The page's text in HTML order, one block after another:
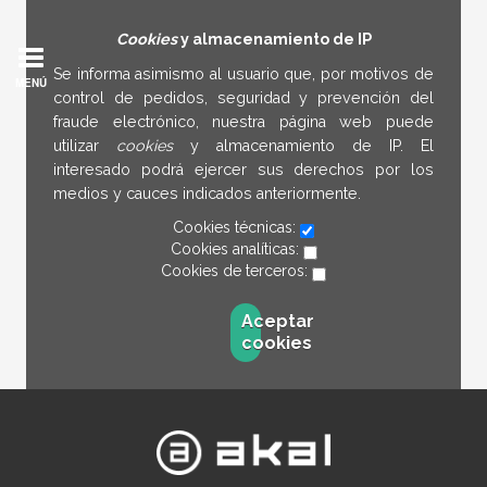
Cookiesy almacenamiento de IP
Se informa asimismo al usuario que, por motivos de
control de pedidos, seguridad y prevención del
fraude electrónico, nuestra página web puede
utilizar cookies y almacenamiento de IP. El
interesado podrá ejercer sus derechos por los
medios y cauces indicados anteriormente.
Cookies técnicas:
Cookies analíticas:
Cookies de terceros:
Aceptar
cookies
MENÚ